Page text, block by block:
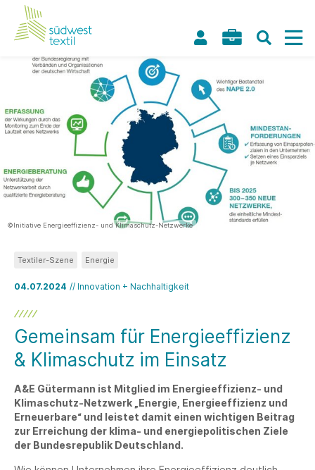
©Initiative Energieeffizienz- und Klimaschutz-Netzwerke
04.07.2024 // Innovation + Nachhaltigkeit
Textiler-Szene Energie
Gemeinsam für Energieeffizienz
& Klimaschutz im Einsatz
A&E Gütermann ist Mitglied im Energieeffizienz- und
Klimaschutz-Netzwerk „Energie, Energieeffizienz und
Erneuerbare“ und leistet damit einen wichtigen Beitrag
zur Erreichung der klima- und energiepolitischen Ziele
der Bundesrepublik Deutschland.